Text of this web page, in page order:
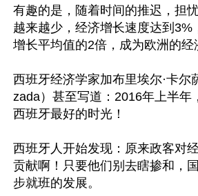
有趣的是，随着时间的推迟，担
越来越少，经济增长速度达到3%
增长平均值的2倍，成为欧洲的经
西班牙经济学家加布里埃尔·卡尔
zada）甚至写道：2016年上半年
西班牙最好的时光！
西班牙人开始发现：原来政客对
贡献啊！只要他们别去瞎掺和，
步就班的发展。